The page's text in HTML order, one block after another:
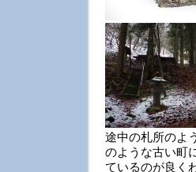
途中の札所のよ
のような古い町
ているのが良く